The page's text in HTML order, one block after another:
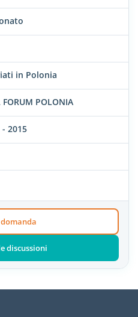
in Polonia
FORUM POLONIA
2015
discussioni